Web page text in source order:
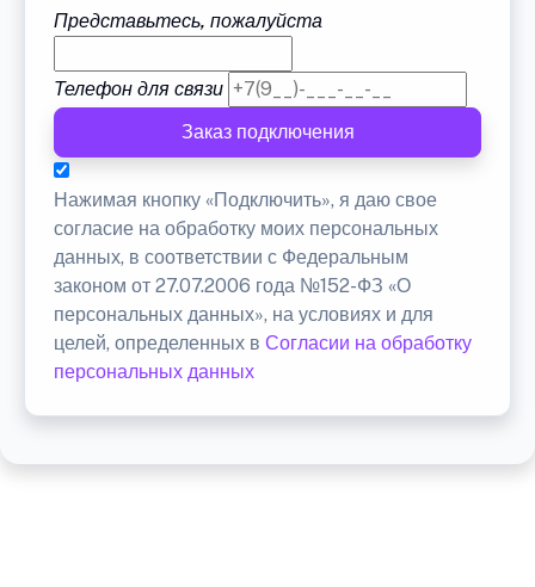
Представьтесь, пожалуйста
Телефон для связи
Заказ подключения
Нажимая кнопку «Подключить», я даю свое
согласие на обработку моих персональных
данных, в соответствии с Федеральным
законом от 27.07.2006 года №152-ФЗ «О
персональных данных», на условиях и для
целей, определенных в Согласии на обработку
персональных данных